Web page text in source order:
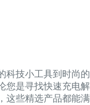
科技小工具到时尚的
您是寻找快速充电解
这些精选产品都能满